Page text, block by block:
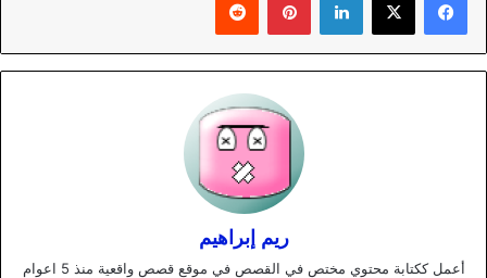
ريم إبراهيم
أعمل ككتابة محتوي مختص في القصص في موقع قصص واقعية منذ 5 اعوام